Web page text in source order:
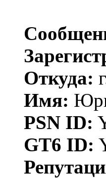
Откуда:
Имя:
PSN ID:
GT6 ID: